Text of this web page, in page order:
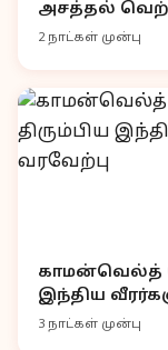
அசத்தல்
2 நாட்கள் முன்பு
காமன்வெல்த்
இந்திய
3 நாட்கள் முன்பு